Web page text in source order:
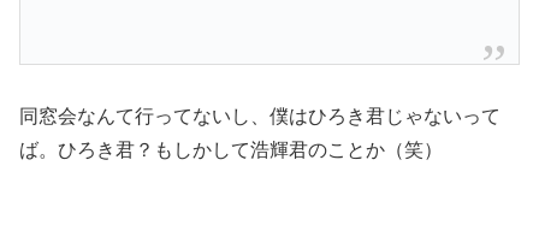
同窓会なんて行ってないし、僕はひろき君じゃないって
ば。ひろき君？もしかして浩輝君のことか（笑）